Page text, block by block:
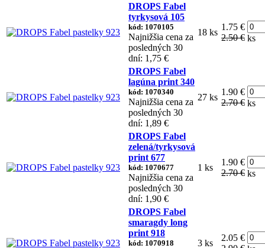
DROPS Fabel
tyrkysová 105
kód: 1070105
Najnižšia cena za
posledných 30
dní: 1,75 €
18 ks
1.75 €
2.50 € ks
DROPS Fabel
lagúna print 340
kód: 1070340
Najnižšia cena za
posledných 30
dní: 1,89 €
27 ks
1.90 €
2.70 € ks
DROPS Fabel
zelená/tyrkysová
print 677
kód: 1070677
Najnižšia cena za
posledných 30
dní: 1,90 €
1 ks
1.90 €
2.70 € ks
DROPS Fabel
smaragdy long
print 918
kód: 1070918 3 ks
2.05 €